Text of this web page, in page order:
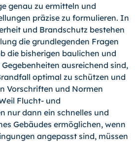
genau zu ermitteln und
präzise zu formulieren. In
und Brandschutz bestehen
die grundlegenden Fragen
die bisherigen baulichen und
ausreichend sind,
optimal zu schützen und
Vorschriften und Normen
Flucht- und
nur dann ein schnelles und
Gebäudes ermöglichen, wenn
angepasst sind, müssen